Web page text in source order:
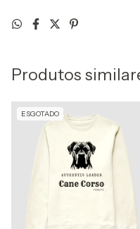
Produtos
ESGOTADO